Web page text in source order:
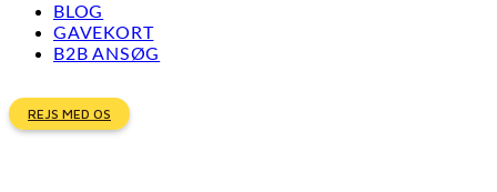
BLOG
GAVEKORT
B2B ANSØG
REJS MED OS